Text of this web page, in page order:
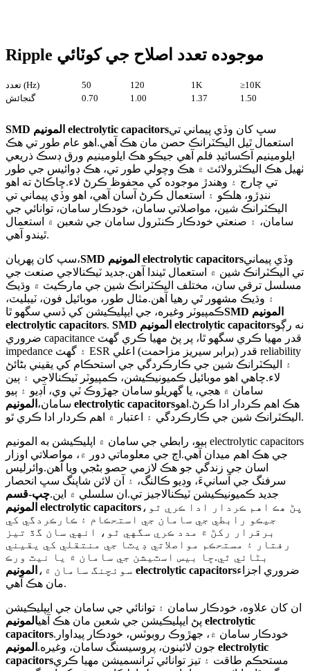
Ripple موجوده تعدد اصلاح جي کوٽائي
تعدد (Hz) 50 120 1K
≥10K
گنجائش
0.70 1.00 1.37 1.50
SMD المونيم electrolytic capacitorsسڀ کان وڏي پيماني تي
استعمال ٿيل اليڪٽرانڪ حصن مان هڪ آهي.اهو عام طور تي هڪ
ايلومينيم آڪسائيڊ فلم آهي جيڪو هڪ ايلومينيم ورق ڊسڪ ذريعي
ٺهيل هڪ اليڪٽرولائٽ ۾ هڪ وچولي طور تي، هڪ ڊوائيس جي طور
تي چارج ۽ وهندڙ موجوده کي محفوظ ڪرڻ لاء.ڇاڪاڻ ته اهو
ننڍڙو، هلڪو ۽ استعمال ڪرڻ آسان آهي، اهو وڏي پيماني تي
اليڪٽرانڪ شين، مواصلاتي سامان، خودڪار سامان، توانائي جي
سامان، ۽ صنعتي خودڪار ڪنٽرول سامان جي شعبن ۾ استعمال
ٿيندو آهي.
سپ کان پهريان، SMD المونيم electrolytic capacitorsوڏي پيماني
تي اليڪٽرانڪ شين ۾ استعمال ٿيندا آهن.جديد ٽيڪنالاجي صنعت جي
مسلسل ترقي سان، مختلف اليڪٽرانڪ شين جي مارڪيٽ ۾ وڌيڪ
۽ وڌيڪ مشهور ٿي رهيا آهن.مثال طور، موبائيل فون، ٽيبليٽ،
ڪمپيوٽر وغيره، جي ايپليڪيشن کي ڏسي سگهو ٿاSMD المونيم
electrolytic capacitors. SMD المونيم electrolytic capacitorsنه رڳو
ضروري capacitance قدر مهيا ڪري سگهو ٿا، پر پڻ مهيا ڪري گهٽ
impedance ۽ گهٽ ESR قدر (برابر سيريز مزاحمت) اعلي reliability
۽ اليڪٽرانڪ شين جي ڪارڪردگي جي استحڪام کي يقيني بڻائڻ
لاء.چاهي اهو موبائيل ڪميونيڪيشن، ڪمپيوٽر ٽيڪنالاجي ۽ ٻين
سامان ۾ هجي، يا گهريلو سامان جهڙوڪ ٽي وي، آڊيو ۽ ٻيو
سامان، المونيم electrolytic capacitorsهڪ اهم ڪردار ادا ڪرڻ.اهو
اليڪٽرانڪ شين جي ڪارڪردگي ۽ اعتبار ۾ اهم ڪردار ادا ڪري ٿو.
ٻيو، رابطي جي سامان ۾ اپليڪيشن به المونيم electrolytic capacitors
جي هڪ اهم ميدان آهي.اڄ جي معلوماتي دور ۾، مواصلاتي اوزار
اسان جي زندگي جو هڪ لازمي حصو بڻجي ويا آهن.وائرليس
سرفنگ جي آسانيءَ، وڊيو ڪالنگ، ۽ آن لائن شاپنگ سڀ انحصار
جديد ڪميونيڪيشن ٽيڪنالاجيز تي.ان سلسلي ۾ اين.چپ-قسم
المونيم electrolytic capacitors پڻ هڪ اهم ڪردار ادا ڪري ٿو،
جيڪو رابطي جي سامان جي استحڪام ۽ ڪارڪردگي کي
برقرار رکڻ ۾ مدد ڪري سگهي ٿو، انهي سان گڏ تيز
رفتار ۽ مستحڪم مواصلاتي ڊيٽا جي منتقلي کي يقيني
بڻائي ٿي.ڇا بيس اسٽيشن جي سامان ۾ يا نيٽ ورڪ
سوئچنگ سامان ۾، المونيم electrolytic capacitorsضروري اجزاء
مان هڪ آهي.
ان کان علاوه، خودڪار سامان ۽ توانائي جي سامان جي ايپليڪيشن
پڻ ايپليڪيشن جي شعبن مان هڪ آهيالمونيم electrolytic
capacitors.خودڪار سامان ۾، جهڙوڪ روبوٽس، خودڪار پيداوار
جون لائينون، پروسيسنگ سامان، وغيره. المونيم electrolytic
capacitorsمستحڪم طاقت ۽ تيز توانائي ٽرانسميشن مهيا ڪري